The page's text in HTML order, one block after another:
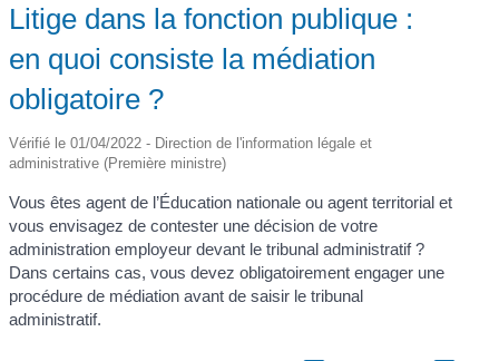
Litige dans la fonction publique :
en quoi consiste la médiation
obligatoire ?
Vérifié le 01/04/2022 - Direction de l'information légale et
administrative (Première ministre)
Vous êtes agent de l’Éducation nationale ou agent territorial et
vous envisagez de contester une décision de votre
administration employeur devant le tribunal administratif ?
Dans certains cas, vous devez obligatoirement engager une
procédure de médiation avant de saisir le tribunal
administratif.